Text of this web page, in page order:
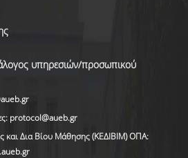
υπηρεσιών/προσωπικού
protocol@aueb.gr
και Δια Βίου Μάθησης (ΚΕΔΙΒΙΜ) ΟΠΑ: